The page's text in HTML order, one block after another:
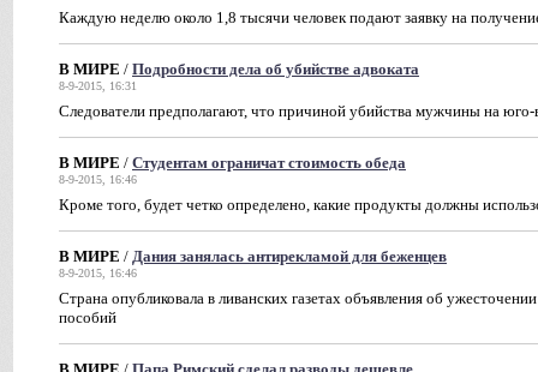
Каждую неделю около 1,8 тысячи человек подают заявку на
В МИРЕ / Подробности дела об убийстве адвоката
8-9-2015, 16:31
Следователи предполагают, что причиной убийства мужчины на юго-
В МИРЕ / Студентам ограничат стоимость обеда
8-9-2015, 16:46
Кроме того, будет четко определено, какие продукты должны
В МИРЕ / Дания занялась антирекламой для беженцев
8-9-2015, 16:46
Страна опубликовала в ливанских газетах объявления об
пособий